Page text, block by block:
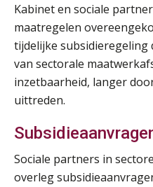
Kabinet en sociale
maatregelen
tijdelijke subsidieregeling
van sectorale
inzetbaarheid, langer
uittreden.
Sociale partners in
overleg